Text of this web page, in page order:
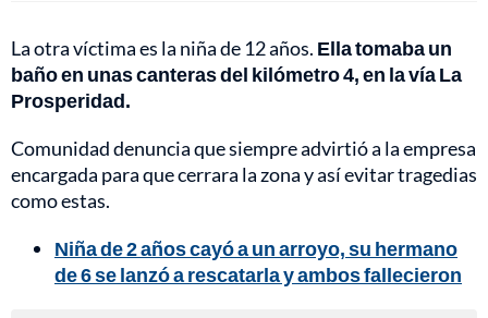
La otra víctima es la niña de 12 años. Ella tomaba un
baño en unas canteras del kilómetro 4, en la vía La
Prosperidad.
Comunidad denuncia que siempre advirtió a la empresa
encargada para que cerrara la zona y así evitar tragedias
como estas.
Niña de 2 años cayó a un arroyo, su hermano
de 6 se lanzó a rescatarla y ambos fallecieron